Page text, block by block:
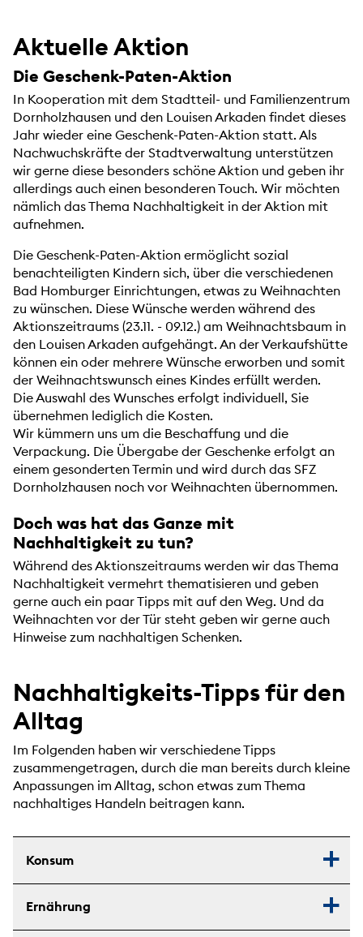
Aktuelle Aktion
Die Geschenk-Paten-Aktion
In Kooperation mit dem Stadtteil- und Familienzentrum
Dornholzhausen und den Louisen Arkaden findet dieses
Jahr wieder eine Geschenk-Paten-Aktion statt. Als
Nachwuchskräfte der Stadtverwaltung unterstützen
wir gerne diese besonders schöne Aktion und geben ihr
allerdings auch einen besonderen Touch. Wir möchten
nämlich das Thema Nachhaltigkeit in der Aktion mit
aufnehmen.
Die Geschenk-Paten-Aktion ermöglicht sozial
benachteiligten Kindern sich, über die verschiedenen
Bad Homburger Einrichtungen, etwas zu Weihnachten
zu wünschen. Diese Wünsche werden während des
Aktionszeitraums (23.11. - 09.12.) am Weihnachtsbaum in
den Louisen Arkaden aufgehängt. An der Verkaufshütte
können ein oder mehrere Wünsche erworben und somit
der Weihnachtswunsch eines Kindes erfüllt werden.
Die Auswahl des Wunsches erfolgt individuell, Sie
übernehmen lediglich die Kosten.
Wir kümmern uns um die Beschaffung und die
Verpackung. Die Übergabe der Geschenke erfolgt an
einem gesonderten Termin und wird durch das SFZ
Dornholzhausen noch vor Weihnachten übernommen.
Doch was hat das Ganze mit
Nachhaltigkeit zu tun?
Während des Aktionszeitraums werden wir das Thema
Nachhaltigkeit vermehrt thematisieren und geben
gerne auch ein paar Tipps mit auf den Weg. Und da
Weihnachten vor der Tür steht geben wir gerne auch
Hinweise zum nachhaltigen Schenken.
Nachhaltigkeits-Tipps für den
Alltag
Im Folgenden haben wir verschiedene Tipps
zusammengetragen, durch die man bereits durch kleine
Anpassungen im Alltag, schon etwas zum Thema
nachhaltiges Handeln beitragen kann.
Konsum
Ernährung